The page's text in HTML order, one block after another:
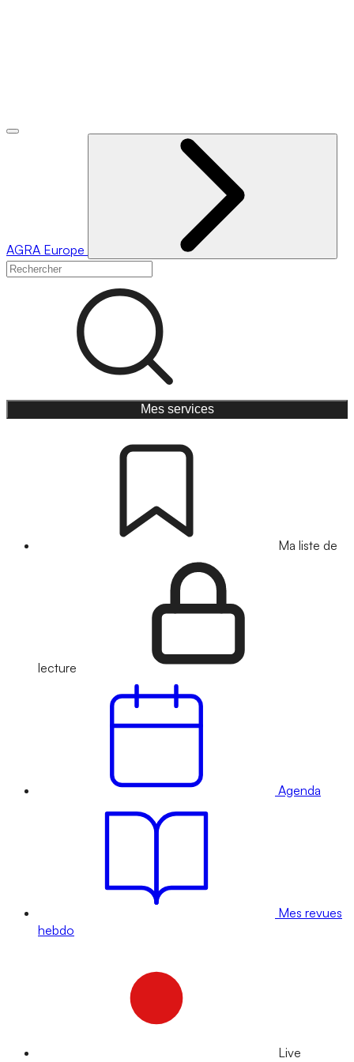
AGRA Europe
Mes services
Ma liste de
lecture
Agenda
Mes revues
hebdo
Live